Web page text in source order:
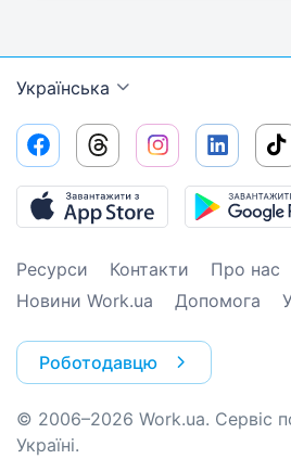
Українська
Ресурси Контакти Про нас
Новини Work.ua
Допомога
Роботодавцю
© 2006–2026 Work.ua. Сервіс
Україні.